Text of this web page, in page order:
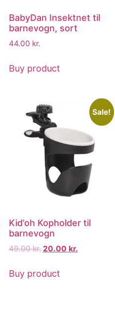
BabyDan Insektnet til
barnevogn, sort
44.00 kr.
Buy product
Sale!
Kid’oh Kopholder til
barnevogn
49.00kr. 20.00 kr.
Buy product